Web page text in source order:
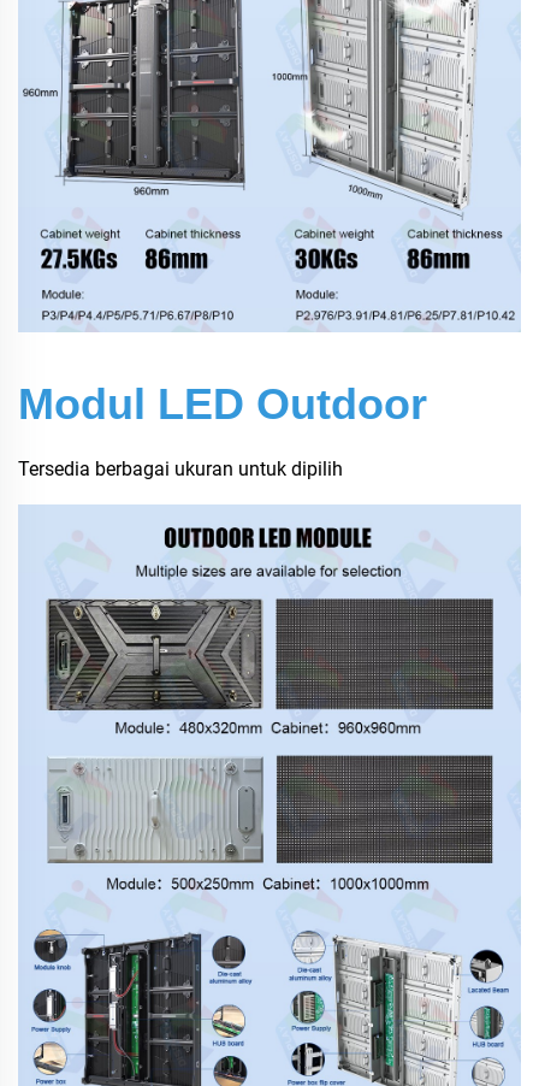
Modul LED Outdoor
Tersedia berbagai ukuran untuk dipilih